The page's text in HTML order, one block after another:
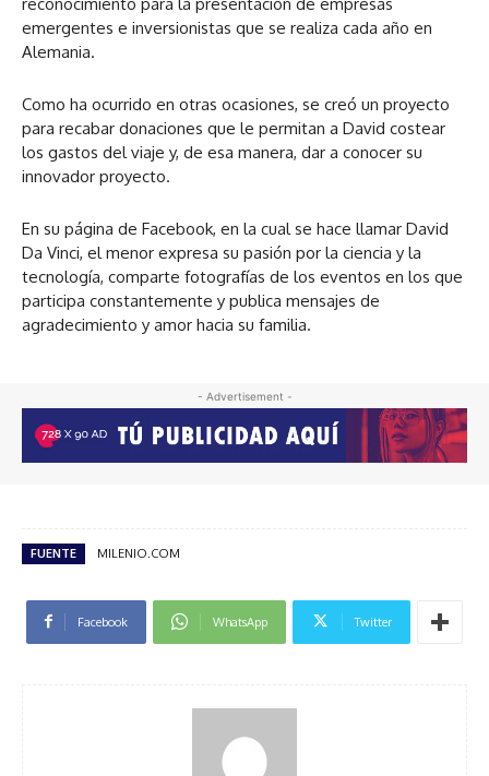
emergentes e inversionistas que se realiza cada año en
Alemania.
Como ha ocurrido en otras ocasiones, se creó un proyecto
para recabar donaciones que le permitan a David costear
los gastos del viaje y, de esa manera, dar a conocer su
innovador proyecto.
En su página de Facebook, en la cual se hace llamar David
Da Vinci, el menor expresa su pasión por la ciencia y la
tecnología, comparte fotografías de los eventos en los que
participa constantemente y publica mensajes de
agradecimiento y amor hacia su familia.
- Advertisement -
FUENTE MILENIO.COM
Facebook WhatsApp Twitter